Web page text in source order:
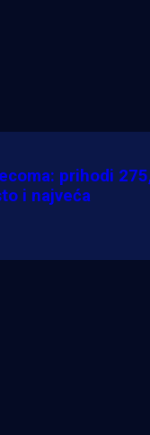
prihodi
i najveća